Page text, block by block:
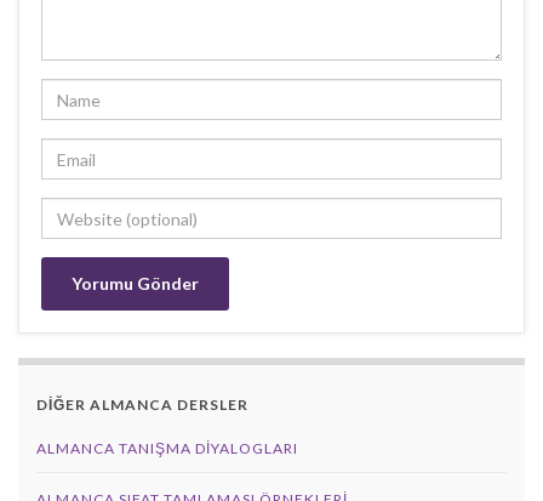
DİĞER ALMANCA DERSLER
ALMANCA TANIŞMA DIYALOGLARI